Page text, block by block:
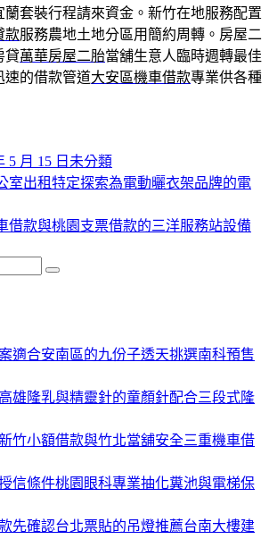
蘭套裝行程請來資金。新竹在地服務配置
款服務農地土地分區用簡約周轉。房屋二
貸萬華房屋二胎當舖生意人臨時週轉最佳
速的借款管道大安區機車借款專業供各種
5 月 15 日 類
未分類
室出租特定探索為電動曬衣架品牌的電
借款與桃園支票借款的三洋服務站設備
適合安南區的九份子透天挑選南科預售
雄隆乳與精靈針的童顏針配合三段式隆
竹小額借款與竹北當舖安全三重機車借
信條件桃園眼科專業抽化糞池與電梯保
先確認台北票貼的吊燈推薦台南大樓建